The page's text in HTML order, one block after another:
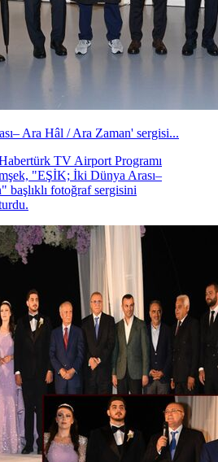
Ara Hâl / Ara Zaman' sergisi...
TV Airport Programı
"EŞİK; İki Dünya Arası–
başlıklı fotoğraf sergisini